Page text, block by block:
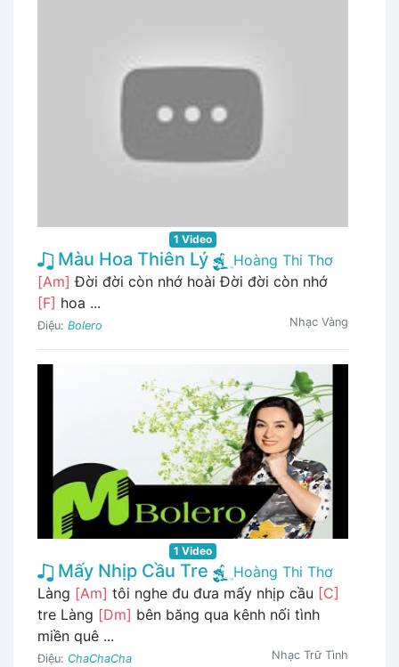
1 Video
Màu Hoa Thiên Lý
Hoàng Thi Thơ
[Am] Đời đời còn nhớ hoài Đời đời còn nhớ
[F] hoa ...
Điệu: Bolero Nhạc Vàng
1 Video
Mấy Nhịp Cầu Tre
Hoàng Thi Thơ
Làng [Am] tôi nghe đu đưa mấy nhịp cầu [C]
tre Làng [Dm] bên băng qua kênh nối tình
miền quê ...
Điệu: ChaChaCha Nhạc Trữ Tình